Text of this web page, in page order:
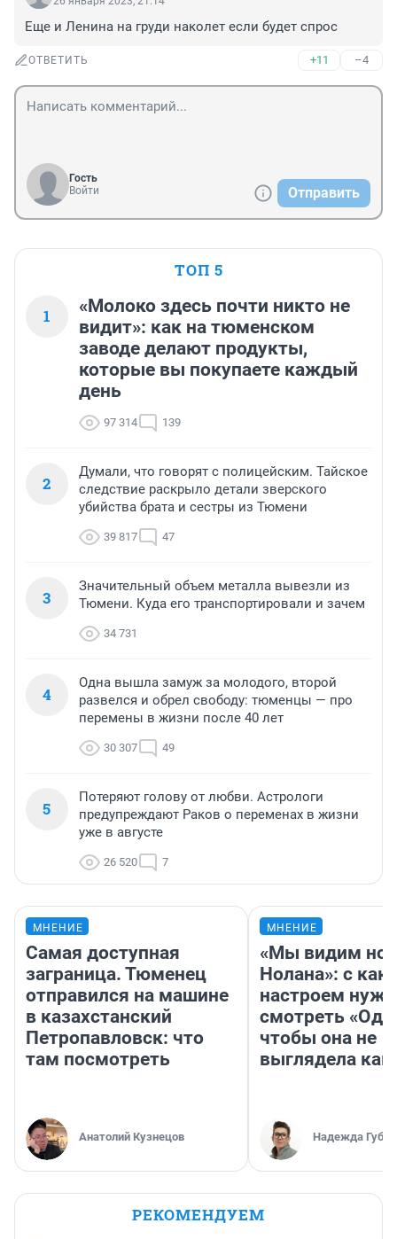
Еще и Ленина на груди наколет если будет спрос
ОТВЕТИТЬ +11 –4
Гость
Войти
Отправить
ТОП 5
1
«Молоко здесь почти никто не
видит»: как на тюменском
заводе делают продукты,
которые вы покупаете каждый
день
97 314 139
2
Думали, что говорят с полицейским. Тайское
следствие раскрыло детали зверского
убийства брата и сестры из Тюмени
39 817 47
3
Значительный объем металла вывезли из
Тюмени. Куда его транспортировали и зачем
34 731
4
Одна вышла замуж за молодого, второй
развелся и обрел свободу: тюменцы — про
перемены в жизни после 40 лет
30 307 49
5
Потеряют голову от любви. Астрологи
предупреждают Раков о переменах в жизни
уже в августе
26 520 7
МНЕНИЕ
Самая доступная
заграница. Тюменец
отправился на машине
в казахстанский
Петропавловск: что
там посмотреть
Анатолий Кузнецов
МНЕНИЕ
«Мы видим
Нолана»: с
настроем
смотреть
чтобы она не
выглядела как
Надежда
РЕКОМЕНДУЕМ